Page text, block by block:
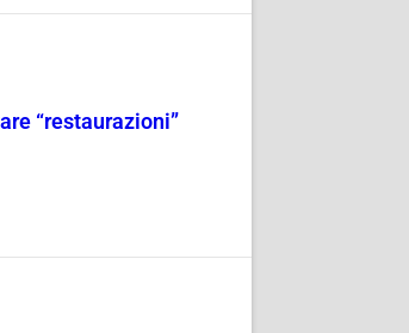
“restaurazioni”